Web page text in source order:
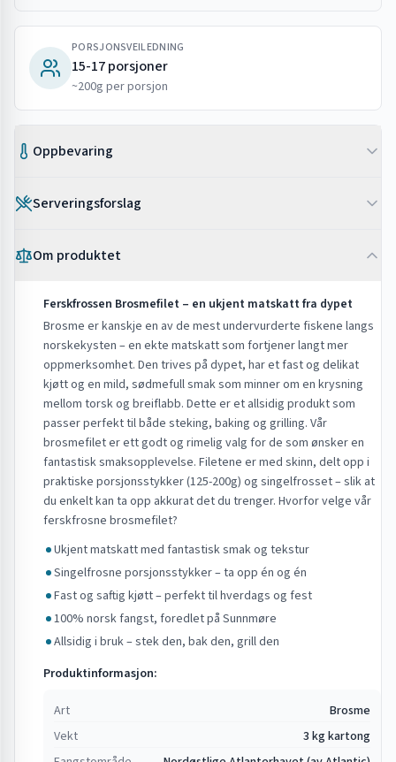
PORSJONSVEILEDNING
15-17 porsjoner
~200g per porsjon
Oppbevaring
Oppbevares ved -18°C. Holdbar i 9-12 måneder
Etter tining: bruk innen 2 dager
Tin i kjøleskap over natten for best resultat
•Brosme har fast, hvitt kjøtt som holder seg godt under
tilberedning
•Lettsaltet brosme skal kokes, ikke stekes – struplekok for
best resultat
Serveringsforslag
klassisk nordnorsk
•Brosme brukes mye som lutefisk
•I fiskegryte med rotgrønnsaker og kremet saus
Om produktet
Ferskfrossen Brosmefilet – en ukjent matskatt fra dypet
Brosme er kanskje en av de mest undervurderte fiskene langs
norskekysten – en ekte matskatt som fortjener langt mer
oppmerksomhet. Den trives på dypet, har et fast og delikat
kjøtt og en mild, sødmefull smak som minner om en krysning
mellom torsk og breiflabb. Dette er et allsidig produkt som
passer perfekt til både steking, baking og grilling. Vår
brosmefilet er ett godt og rimelig valg for de som ønsker en
fantastisk smaksopplevelse. Filetene er med skinn, delt opp i
praktiske porsjonsstykker (125-200g) og singelfrosset – slik at
du enkelt kan ta opp akkurat det du trenger. Hvorfor velge vår
ferskfrosne brosmefilet?
Ukjent matskatt med fantastisk smak og tekstur
Singelfrosne porsjonsstykker – ta opp én og én
Fast og saftig kjøtt – perfekt til hverdags og fest
100% norsk fangst, foredlet på Sunnmøre
Allsidig i bruk – stek den, bak den, grill den
Produktinformasjon:
Art
Brosme
Vekt
3 kg kartong